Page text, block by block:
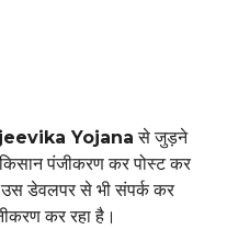
Yojana से जुड़ने
पंजीकरण कर पोस्ट कर
डेवलपर से भी संपर्क कर
कर रहा है।